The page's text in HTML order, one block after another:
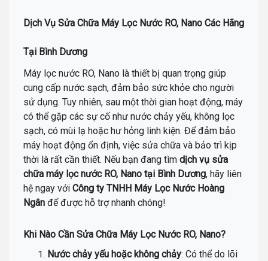
Dịch Vụ Sửa Chữa Máy Lọc Nước RO, Nano Các Hãng
Tại Bình Dương
Máy lọc nước RO, Nano là thiết bị quan trọng giúp
cung cấp nước sạch, đảm bảo sức khỏe cho người
sử dụng. Tuy nhiên, sau một thời gian hoạt động, máy
có thể gặp các sự cố như nước chảy yếu, không lọc
sạch, có mùi lạ hoặc hư hỏng linh kiện. Để đảm bảo
máy hoạt động ổn định, việc sửa chữa và bảo trì kịp
thời là rất cần thiết. Nếu bạn đang tìm dịch vụ sửa
chữa máy lọc nước RO, Nano tại Bình Dương, hãy liên
hệ ngay với Công ty TNHH Máy Lọc Nước Hoàng
Ngân để được hỗ trợ nhanh chóng!
Khi Nào Cần Sửa Chữa Máy Lọc Nước RO, Nano?
Nước chảy yếu hoặc không chảy: Có thể do lõi